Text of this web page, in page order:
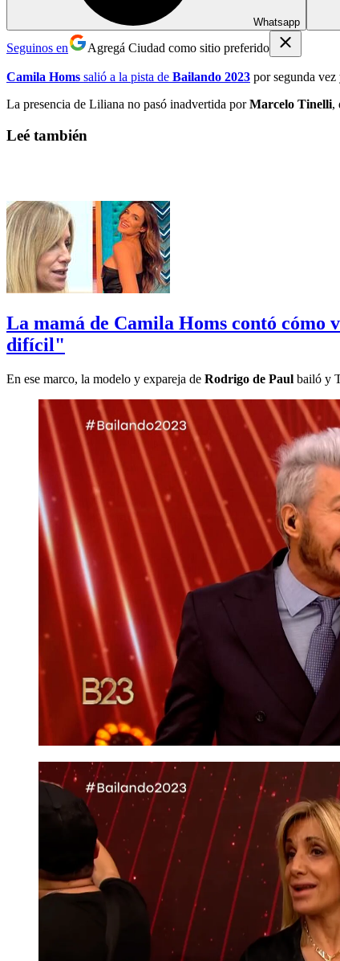
Whatsapp
Seguinos en Agregá Ciudad como sitio preferido
Camila Homs salió a la pista de Bailando 2023 por segunda vez
La presencia de Liliana no pasó inadvertida porMarcelo Tinelli,
Leé también
La mamá de Camila Homs contó cómo
difícil"
En ese marco, la modelo y expareja de Rodrigo de Paul bailó y